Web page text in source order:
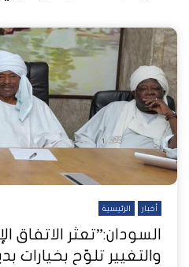
أخبار الرئيسية
السودان:”تعثر الاتفاق
والتغيير تلوّح بخيارات